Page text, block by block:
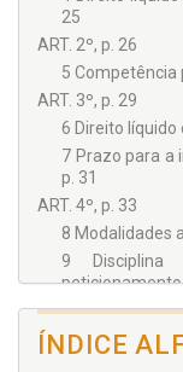
25
ART. 2º, p. 26
5 Competência
ART. 3º, p. 29
6 Direito líquido
7 Prazo para a
p. 31
ART. 4º, p. 33
8 Modalidades
9 Disciplina
ART. 5º, p. 37
10 Mandado de
ÍNDICE